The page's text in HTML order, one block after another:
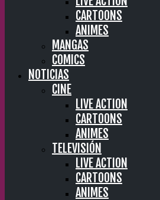
CARTOONS
ANIMES
MANGAS
COMICS
NOTICIAS
CINE
LIVE ACTION
CARTOONS
ANIMES
TELEVISIÓN
LIVE ACTION
CARTOONS
ANIMES